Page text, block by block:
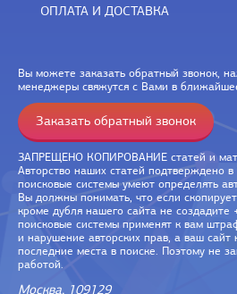
ОПЛАТА И ДОСТАВКА
Вы можете заказать обратный звонок,
менеджеры свяжутся с Вами в
Заказать обратный звонок
ЗАПРЕЩЕНО КОПИРОВАНИЕ статей и
Авторство наших статей подтверждено
поисковые системы умеют определять
Вы должны понимать, что если
кроме дубля нашего сайта не создадите
поисковые системы применят к вам
и нарушение авторских прав, а ваш сайт
последние места в поиске. Поэтому не
работой.
Москва, 109129